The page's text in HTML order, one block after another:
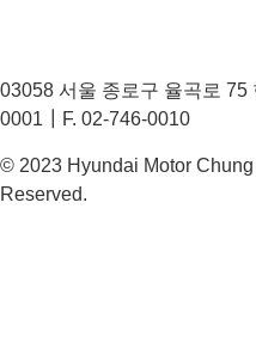
03058 서울 종로구 율곡로
0001┃F. 02-746-0010
© 2023 Hyundai Motor
Reserved.